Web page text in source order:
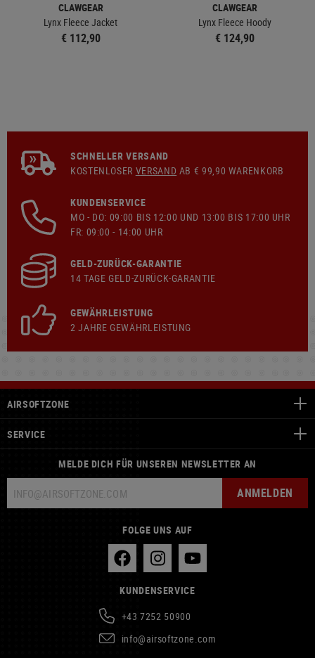
CLAWGEAR
Lynx Fleece Jacket
€ 112,90
CLAWGEAR
Lynx Fleece Hoody
€ 124,90
SCHNELLER VERSAND
KOSTENLOSER VERSAND AB € 99,90 WARENKORB
KUNDENSERVICE
MO - DO: 09:00 BIS 12:00 UND 13:00 BIS 17:00 UHR
FR: 09:00 - 14:00 UHR
GELD-ZURÜCK-GARANTIE
14 TAGE GELD-ZURÜCK-GARANTIE
GEWÄHRLEISTUNG
2 JAHRE GEWÄHRLEISTUNG
AIRSOFTZONE
SERVICE
MELDE DICH FÜR UNSEREN NEWSLETTER AN
ANMELDEN
FOLGE UNS AUF
KUNDENSERVICE
+43 7252 50900
info@airsoftzone.com